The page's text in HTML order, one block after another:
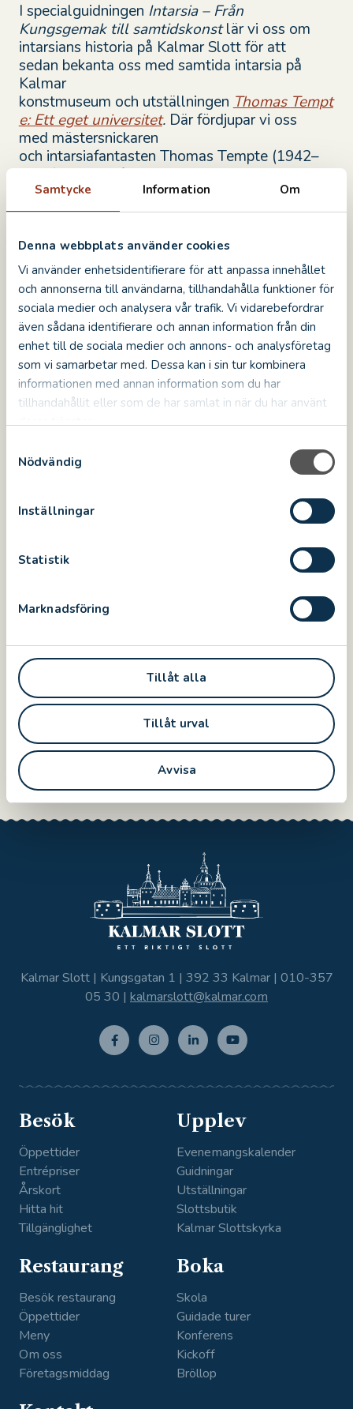
Samtycke Information Om
Denna webbplats använder cookies
Vi använder enhetsidentifierare för att anpassa innehållet
och annonserna till användarna, tillhandahålla funktioner för
sociala medier och analysera vår trafik. Vi vidarebefordrar
även sådana identifierare och annan information från din
enhet till de sociala medier och annons- och analysföretag
som vi samarbetar med. Dessa kan i sin tur kombinera
informationen med annan information som du har
tillhandahållit eller som de har samlat in när du har använt
deras tjänster.
Nödvändig
Inställningar
Statistik
Marknadsföring
Tillåt alla
Tillåt urval
Avvisa
I specialguidningen Intarsia – Från
Kungsgemak till samtidskonstlär vi oss om
intarsians historia på Kalmar Slottför att
sedan bekanta oss med samtida intarsia på
Kalmar
konstmuseum och utställningen Thomas Tempt
e: Ett eget universitet. Därfördjupar vi oss
med mästersnickaren
och intarsiafantasten Thomas Tempte(1942–
2016)som var född och uppvuxen i
Kalmar.Han arbetade som snickare,
möbelformgivare och konstnärochhade ett
intarsiatekniken – ett intresse som väcktes när
han själv besökte Kalmar Slott som barn.
Välkommen att upptäcka ditt intresse för
intarsiateknikens historia – i såväl slott som
samtid!
Boka din plats på guidningen här
DELA
2026 5
2025 11
2023 10
Kalmar Slott | Kungsgatan 1 | 392 33 Kalmar | 010-357
05 30 | kalmarslott@kalmar.com
Besök
Öppettider
Entrépriser
Årskort
Hitta hit
Tillgänglighet
Upplev
Evenemangskalender
Guidningar
Utställningar
Slottsbutik
Kalmar Slottskyrka
Restaurang
Besök restaurang
Öppettider
Meny
Om oss
Företagsmiddag
Boka
Skola
Guidade turer
Konferens
Kickoff
Bröllop